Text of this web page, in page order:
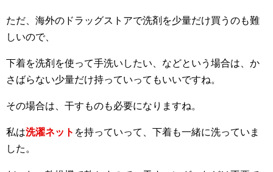
ただ、海外のドラッグストアで洗剤を少量だけ買うのも難
しいので、
下着を洗剤を使って手洗いしたい、などという場合は、か
さばらない少量だけ持っていってもいいですね。
その場合は、干すものも必要になりますね。
私は洗濯ネット を持っていって、下着も一緒に洗っていま
した。